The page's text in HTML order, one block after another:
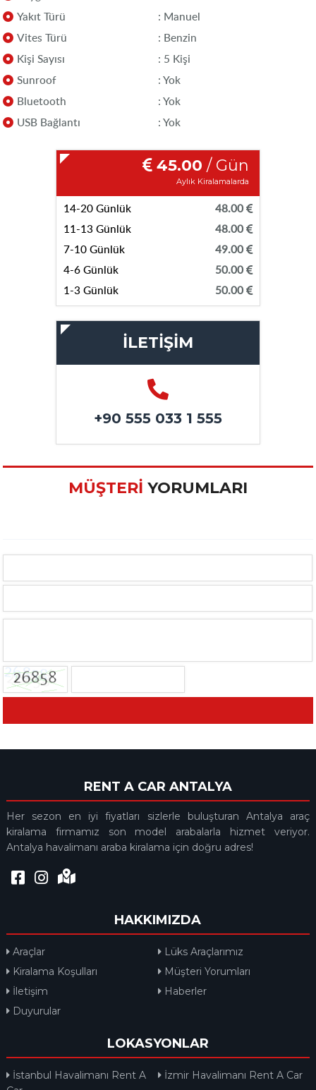
Yakıt Türü
: Manuel
Vites Türü
: Benzin
Kişi Sayısı
: 5 Kişi
Sunroof
: Yok
Bluetooth
: Yok
USB Bağlantı
: Yok
45.00 / Gün
Aylık Kiralamalarda
14-20 Günlük
11-13 Günlük
7-10 Günlük
4-6 Günlük
1-3 Günlük
48.00
48.00
49.00
50.00
50.00
İLETİŞİM
+90 555 033 1 555
MÜŞTERİ YORUMLARI
RENT A CAR ANTALYA
Her sezon en iyi fiyatları sizlerle buluşturan Antalya araç
kiralama firmamız son model arabalarla hizmet veriyor.
Antalya havalimanı araba kiralama için doğru adres!
HAKKIMIZDA
Araçlar
Lüks Araçlarımız
Kiralama Koşulları
Müşteri Yorumları
İletişim
Haberler
Duyurular
LOKASYONLAR
İstanbul Havalimanı Rent A
İzmir Havalimanı Rent A Car